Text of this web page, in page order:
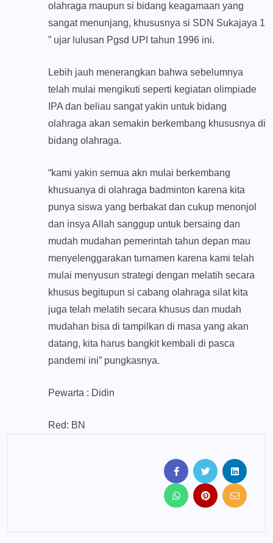
olahraga maupun si bidang keagamaan yang
sangat menunjang, khususnya si SDN Sukajaya 1
” ujar lulusan Pgsd UPI tahun 1996 ini.
Lebih jauh menerangkan bahwa sebelumnya
telah mulai mengikuti seperti kegiatan olimpiade
IPA dan beliau sangat yakin untuk bidang
olahraga akan semakin berkembang khususnya di
bidang olahraga.
“kami yakin semua akn mulai berkembang
khusuanya di olahraga badminton karena kita
punya siswa yang berbakat dan cukup menonjol
dan insya Allah sanggup untuk bersaing dan
mudah mudahan pemerintah tahun depan mau
menyelenggarakan turnamen karena kami telah
mulai menyusun strategi dengan melatih secara
khusus begitupun si cabang olahraga silat kita
juga telah melatih secara khusus dan mudah
mudahan bisa di tampilkan di masa yang akan
datang, kita harus bangkit kembali di pasca
pandemi ini” pungkasnya.
Pewarta : Didin
Red: BN